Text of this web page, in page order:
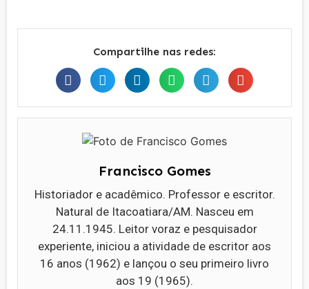
Compartilhe nas redes:
Francisco Gomes
Historiador e acadêmico. Professor e escritor.
Natural de Itacoatiara/AM. Nasceu em
24.11.1945. Leitor voraz e pesquisador
experiente, iniciou a atividade de escritor aos
16 anos (1962) e lançou o seu primeiro livro
aos 19 (1965).